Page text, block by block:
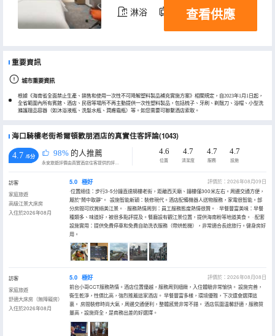
淋浴 電視機 冰箱
查看供應
重要資訊
城市重要資訊
根據《海南省全面禁止生產、銷售和使用一次性不可降解塑料製品補充實施方案》相關規定，自2023年1月1日起，
全省範圍內所有賓館、酒店、民宿等場所不再主動提供一次性塑料製品，包括梳子、牙刷、剃鬚刀、浴帽、小型洗
滌護理品容器（如沐浴液瓶、洗髮水瓶、潤膚霜瓶）等。如您需要可聯繫酒店索取。
海口騎樓老街希爾頓歡朋酒店的真實住客評論(1043)
4.7 /5分 98% 的人推薦
永安旅遊評價由真實酒店住客提供的評價。
4.6
位置
4.7
清潔度
4.7
服務
4.7
設施
訪客
家庭旅遊
高級江景大床房
入住於2026年08月
5.0 極好
評價於：2026年08月09日
·位置絕佳：步行3-5分鐘直達騎樓老街，距離西天廟、鐘樓僅300米左右。周邊交通方便，
屬於“鬧中取靜”。 ·設施智能新穎：裝修現代。酒店配備機器人送物服務，家電很智能。部
分房間可欣賞絕美江景。 · 服務熱情周到：員工服務態度熱情很贊。 · 早餐豐富美味：早餐
種類多、味道好，被很多點評提及。餐廳設有觀江景位置，提供海南粉等地道美食。 · 配套
設施實用：提供免費停車和免費自助洗衣服務（帶烘乾機），非常適合長途旅行。健身房好
用。
訪客
家庭旅遊
舒適大床房（無障礙房）
入住於2026年08月
5.0 極好
評價於：2026年08月08日
前台小哥CCT服務熱情。酒店位置優越，服務周到細緻，入住體驗非常愉快。 設施完善，
衞生乾淨，性價比高，強烈推薦這家酒店。 早餐豐富多樣，環境優雅，下次還會選擇這
裏。 房間裝修時尚大氣，周邊交通便利，整體感覺非常不錯。 酒店氛圍温馨舒適，服務質
量高，設施齊全，是商務出差的好選擇。